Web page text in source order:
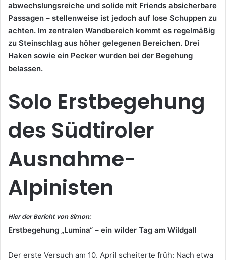
abwechslungsreiche und solide mit Friends absicherbare
Passagen – stellenweise ist jedoch auf lose Schuppen zu
achten. Im zentralen Wandbereich kommt es regelmäßig
zu Steinschlag aus höher gelegenen Bereichen. Drei
Haken sowie ein Pecker wurden bei der Begehung
belassen.
Solo Erstbegehung
des Südtiroler
Ausnahme-
Alpinisten
Hier der Bericht von Simon:
Erstbegehung „Lumina“ – ein wilder Tag am Wildgall
Der erste Versuch am 10. April scheiterte früh: Nach etwa